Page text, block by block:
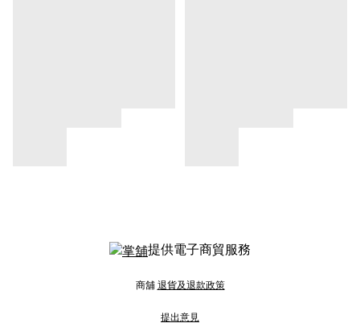
提供電子商貿服務
商舖 退貨及退款政策
提出意見